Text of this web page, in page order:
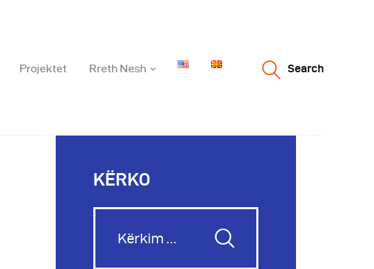
Projektet Rreth Nesh Search
KËRKO